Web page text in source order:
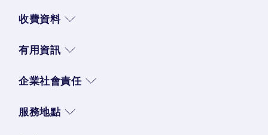
收費資料
有用資訊
企業社會責任
服務地點